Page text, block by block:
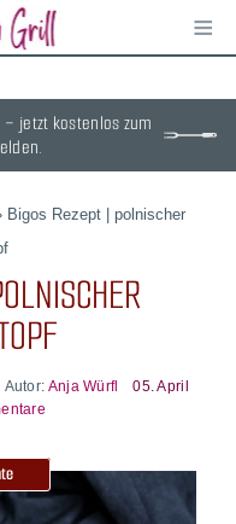
≡
– jetzt kostenlos zum
Bigos Rezept | polnischer
Autor: Anja Würfl
05. April